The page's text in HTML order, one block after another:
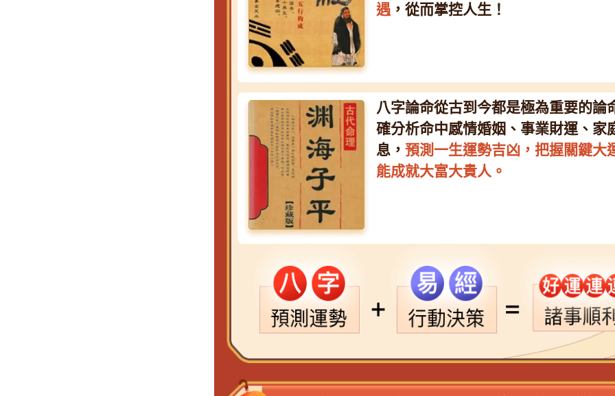
遇，從而掌控人生！
八字論命從古到今都是極為重要的論
確分析命中感情婚姻、事業財運、家
息， 預測一生運勢吉凶，把握關鍵大
能成就大富大貴人。